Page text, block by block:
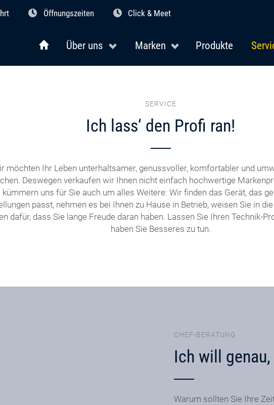
Öffnungszeiten Click & Meet
Über uns Marken Produkte
SERVICE
Ich lass‘ den Profi ran!
möchten Ihr Leben unterhaltsamer, genussvoller, komfortabler und
Deswegen verkaufen wir Ihnen nicht einfach hochwertige
kümmern uns für Sie auch um alles Weitere: Wir finden das Gerät, das
passt, nehmen es bei Ihnen zu Hause in Betrieb, weisen Sie in
dafür, dass Sie lange Freude daran haben. Lassen Sie Ihren Technik-
haben Sie Besseres zu tun.
CHEF-BERATUNG
Ich will
Warum sollten Sie Ihre